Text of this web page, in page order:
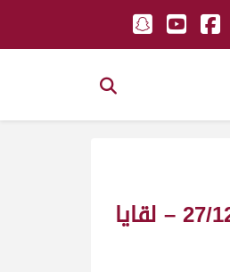
ش16 الكايد لـ هجن إنتاج أم الزبار (حمد سالم حمد زاهرة المري) المحلي السادس مساء 27/12/2019 – لقايا